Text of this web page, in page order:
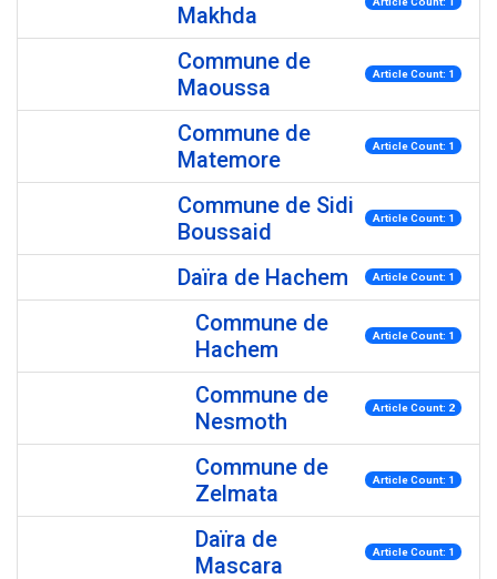
Makhda
Commune de
Maoussa
Article Count: 1
Commune de
Matemore
Article Count: 1
Commune de Sidi
Boussaid
Article Count: 1
Daïra de Hachem Article Count: 1
Commune de
Hachem
Article Count: 1
Commune de
Nesmoth
Article Count: 2
Commune de
Zelmata
Article Count: 1
Daïra de
Mascara
Article Count: 1